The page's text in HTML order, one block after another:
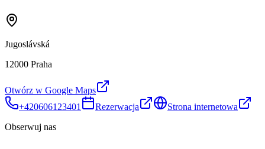
Jugoslávská
12000 Praha
Otwórz w Google Maps
+420606123401
Rezerwacja
Strona internetowa
Obserwuj nas